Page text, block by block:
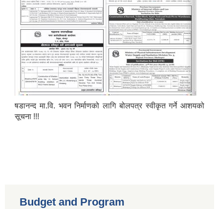
षडानन्द मा.वि. भवन निर्माणको लागि बोलपत्र स्वीकृत गर्ने आशयको
सूचना !!!
Budget and Program